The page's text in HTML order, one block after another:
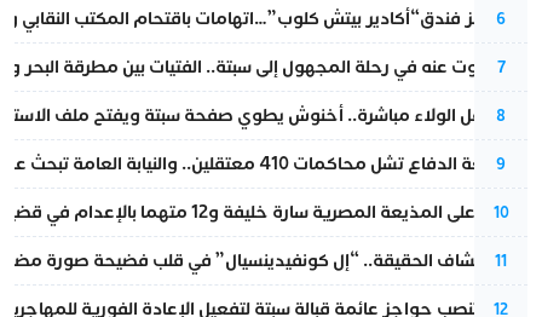
6
أزمة تهز فندق“أكادير بيتش كلوب”…اتهامات باقتحام المكتب النقابي
7
المسكوت عنه في رحلة المجهول إلى سبتة.. الفتيات بين مطرقة البحر
8
بعد حفل الولاء مباشرة.. أخنوش يطوي صفحة سبتة ويفتح ملف
9
مقاطعة الدفاع تشل محاكمات 410 معتقلين.. والنيابة العامة تبحث عن حل قانوني
10
الحكم على المذيعة المصرية سارة خليفة و12 متهما بالإعدام في قضية هزت بلاد الفراعنة
11
بعد انكشاف الحقيقة.. “إل كونفيدينسيال” في قلب فضيحة صورة
12
إسبانيا تنصب حواجز عائمة قبالة سبتة لتفعيل الإعادة الفورية للمهاجرين